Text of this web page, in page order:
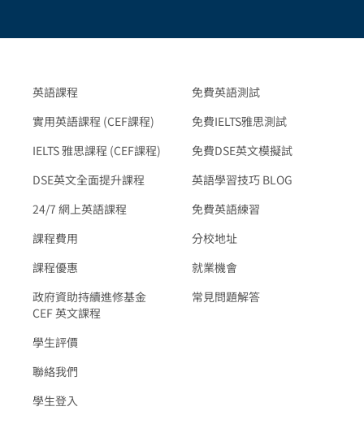
英語課程
實用英語課程 (CEF課程)
IELTS 雅思課程 (CEF課程)
DSE英文全面提升課程
24/7 網上英語課程
課程費用
課程優惠
政府資助持續進修基金
CEF 英文課程
學生評價
聯絡我們
學生登入
免費英語測試
免費IELTS雅思測試
免費DSE英文模擬試
英語學習技巧 BLOG
免費英語練習
分校地址
就業機會
常見問題解答